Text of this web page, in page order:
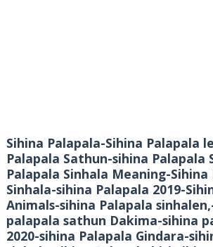
Sihina Palapala-Sihina Palapala
Palapala Sathun-sihina Palapala
Palapala Sinhala Meaning-Sihina
Sinhala-sihina Palapala 2019-
Animals-sihina Palapala
palapala sathun Dakima-sihina
2020-sihina Palapala Gindara-